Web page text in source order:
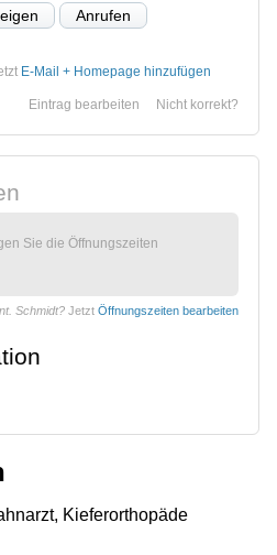
Anrufen
E-Mail + Homepage hinzufügen
Nicht korrekt?
Eintrag bearbeiten
Sie die Öffnungszeiten
Schmidt? Jetzt Öffnungszeiten bearbeiten
Kieferorthopäde